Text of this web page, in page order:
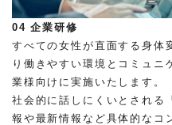
04 企業研修
すべての女性が直面する身体
り働きやすい環境とコミュニ
業様向けに実施いたします。
社会的に話しにくいとされる
報や最新情報など具体的なコ